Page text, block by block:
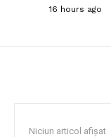
16 hours ago
Niciun articol afișat